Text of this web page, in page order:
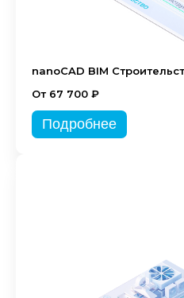
nanoCAD BIM
От 67 700 ₽
Подробнее